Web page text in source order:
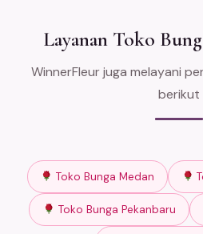
Layanan Toko
WinnerFleur juga melayani
berikut
Toko Bunga Medan
Toko Bunga Pekanbaru